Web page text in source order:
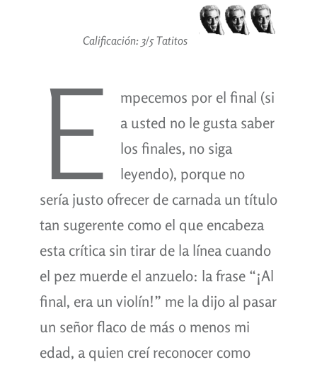
Calificación: 3/5 Tatitos
E
mpecemos por el final (si
a usted no le gusta saber
los finales, no siga
leyendo), porque no
sería justo ofrecer de carnada un título
tan sugerente como el que encabeza
esta crítica sin tirar de la línea cuando
el pez muerde el anzuelo: la frase “¡Al
final, era un violín!” me la dijo al pasar
un señor flaco de más o menos mi
edad, a quien creí reconocer como